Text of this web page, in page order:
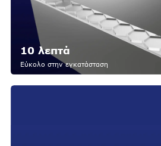
10 λεπτά
Εύκολο στην εγκατάσταση